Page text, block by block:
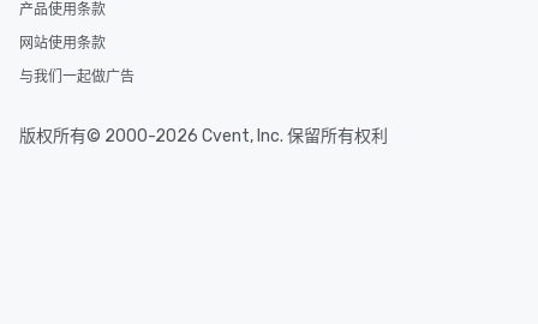
产品使用条款
网站使用条款
与我们一起做广告
版权所有© 2000-2026 Cvent, Inc. 保留所有权利